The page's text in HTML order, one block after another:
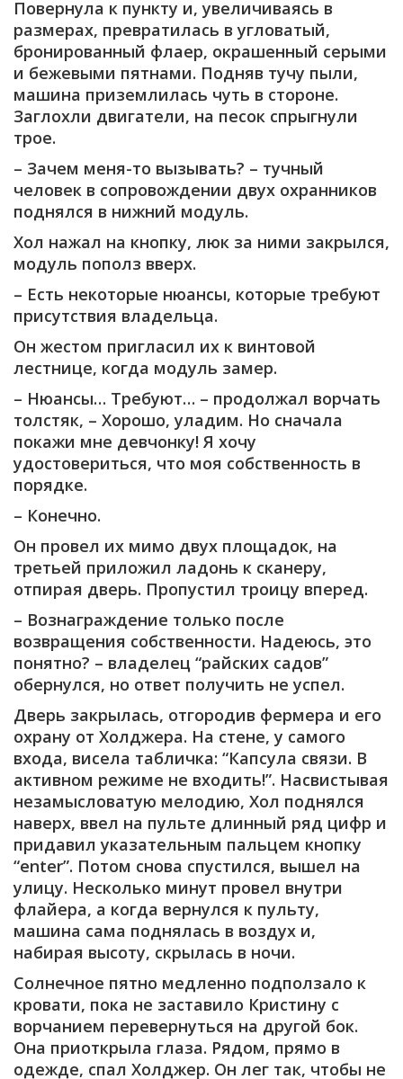
Повернула к пункту и, увеличиваясь в
размерах, превратилась в угловатый,
бронированный флаер, окрашенный серыми
и бежевыми пятнами. Подняв тучу пыли,
машина приземлилась чуть в стороне.
Заглохли двигатели, на песок спрыгнули
трое.
– Зачем меня-то вызывать? – тучный
человек в сопровождении двух охранников
поднялся в нижний модуль.
Хол нажал на кнопку, люк за ними закрылся,
модуль пополз вверх.
– Есть некоторые нюансы, которые требуют
присутствия владельца.
Он жестом пригласил их к винтовой
лестнице, когда модуль замер.
– Нюансы… Требуют… – продолжал ворчать
толстяк, – Хорошо, уладим. Но сначала
покажи мне девчонку! Я хочу
удостовериться, что моя собственность в
порядке.
– Конечно.
Он провел их мимо двух площадок, на
третьей приложил ладонь к сканеру,
отпирая дверь. Пропустил троицу вперед.
– Вознаграждение только после
возвращения собственности. Надеюсь, это
понятно? – владелец “райских садов”
обернулся, но ответ получить не успел.
Дверь закрылась, отгородив фермера и его
охрану от Холджера. На стене, у самого
входа, висела табличка: “Капсула связи. В
активном режиме не входить!”. Насвистывая
незамысловатую мелодию, Хол поднялся
наверх, ввел на пульте длинный ряд цифр и
придавил указательным пальцем кнопку
“enter”. Потом снова спустился, вышел на
улицу. Несколько минут провел внутри
флайера, а когда вернулся к пульту,
машина сама поднялась в воздух и,
набирая высоту, скрылась в ночи.
Солнечное пятно медленно подползало к
кровати, пока не заставило Кристину с
ворчанием перевернуться на другой бок.
Она приоткрыла глаза. Рядом, прямо в
одежде, спал Холджер. Он лег так, чтобы не